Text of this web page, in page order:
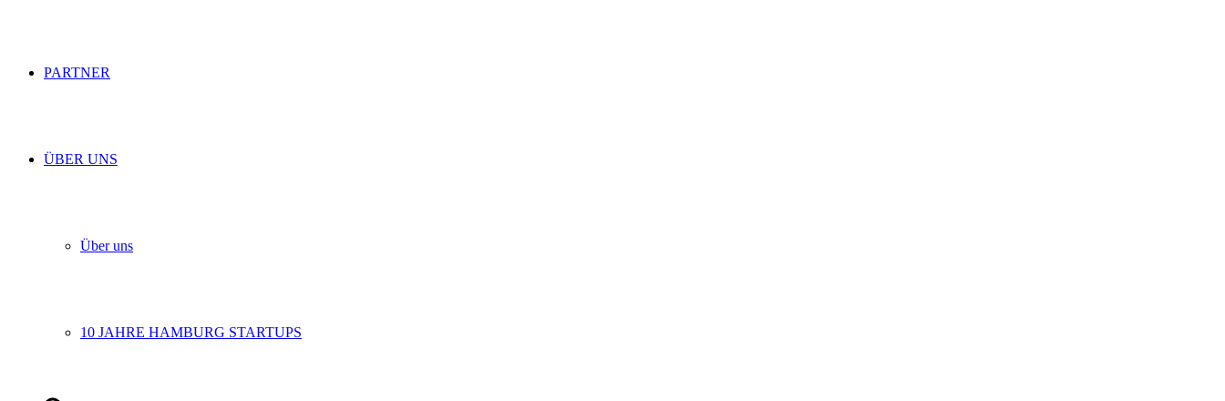
PARTNER
ÜBER UNS
Über uns
10 JAHRE HAMBURG STARTUPS